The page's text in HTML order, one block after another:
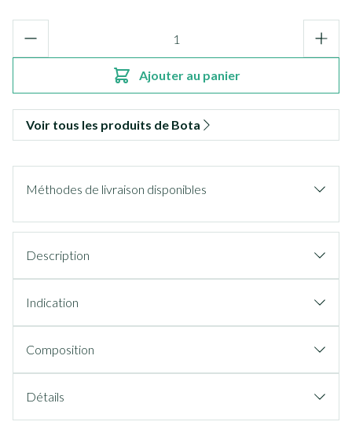
Ajouter au panier
Voir tous les produits de Bota
Méthodes de livraison disponibles
Description
Indication
Composition
Détails